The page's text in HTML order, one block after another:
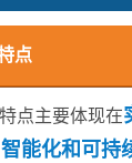
点
点主要体现在
能化和可持